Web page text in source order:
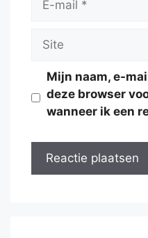
Site
Mijn naam, e-
deze browser
wanneer ik een